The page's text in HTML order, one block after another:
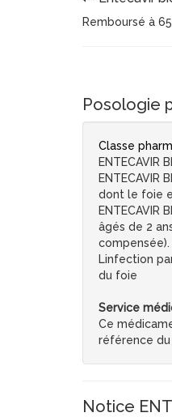
Remboursé à
Posologie
Classe
ENTECAVIR
dont le foie
âgés de 2
compensée).
Linfection
du foie
Service
Ce
référence
Notice